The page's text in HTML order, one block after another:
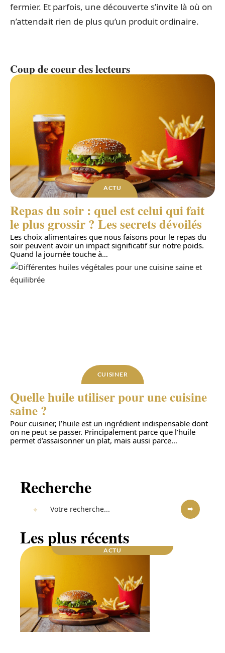
fermier. Et parfois, une découverte s’invite là où on
n’attendait rien de plus qu’un produit ordinaire.
Coup de coeur des lecteurs
ACTU
Repas du soir : quel est celui qui fait
le plus grossir ? Les secrets dévoilés
Les choix alimentaires que nous faisons pour le repas du
soir peuvent avoir un impact significatif sur notre poids.
Quand la journée touche à…
CUISINER
Quelle huile utiliser pour une cuisine
saine ?
Pour cuisiner, l’huile est un ingrédient indispensable dont
on ne peut se passer. Principalement parce que l’huile
permet d’assaisonner un plat, mais aussi parce…
Recherche
Les plus récents
ACTU